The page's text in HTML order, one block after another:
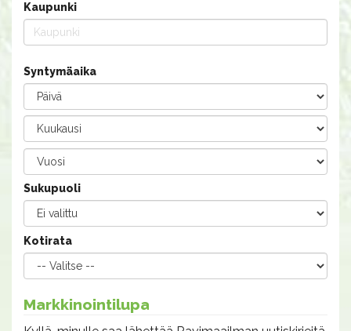
Kaupunki
Syntymäaika
Sukupuoli
Kotirata
Markkinointilupa